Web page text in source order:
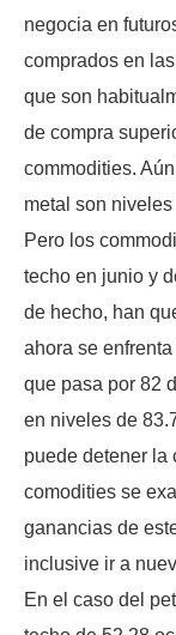
negocia en
comprados en
que son
de compra
commodities.
metal son
Pero los
techo en junio y
de hecho, han
ahora se
que pasa por 82
en niveles de
puede detener la
comodities se
ganancias de
inclusive ir a
En el caso del